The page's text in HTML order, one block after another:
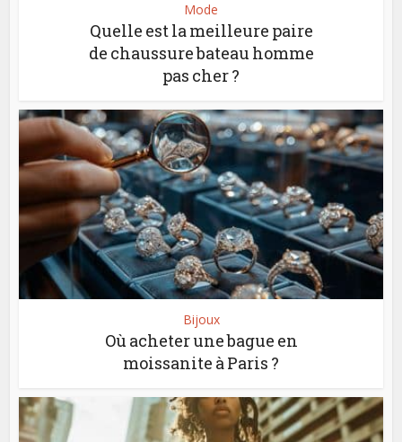
Mode
Quelle est la meilleure paire
de chaussure bateau homme
pas cher ?
Bijoux
Où acheter une bague en
moissanite à Paris ?